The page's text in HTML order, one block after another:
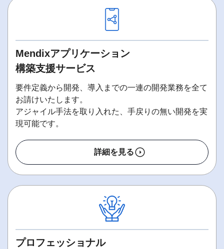
Mendixアプリケーション
構築支援サービス
要件定義から開発、導入までの一連の開発業務を全て
お請けいたします。
アジャイル手法を取り入れた、手戻りの無い開発を実
現可能です。
詳細を見る
プロフェッショナル